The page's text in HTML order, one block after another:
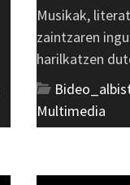
Musikak,
zaintzaren
harilkatzen
Multimedia